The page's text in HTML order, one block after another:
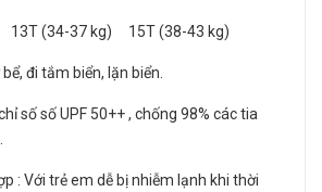
(34-37 kg) 15T (38-43 kg)
đi tắm biển, lặn biển.
số số UPF 50++ , chống 98% các tia
: Với trẻ em dễ bị nhiễm lạnh khi thời